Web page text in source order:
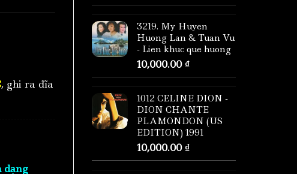
3219. My Huyen
Huong Lan & Tuan Vu
- Lien khuc que huong
10,000.00 ₫
1012 CELINE DION -
DION CHANTE
PLAMONDON (US
EDITION) 1991
10,000.00 ₫
, ghi ra đĩa
dạng